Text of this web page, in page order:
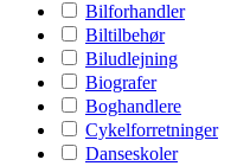
Bilforhandler
Biltilbehør
Biludlejning
Biografer
Boghandlere
Cykelforretninger
Danseskoler